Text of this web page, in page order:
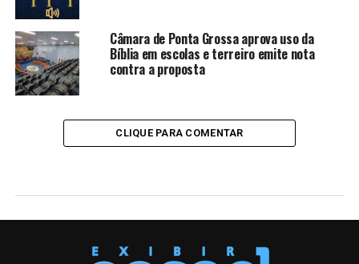
Câmara de Ponta Grossa aprova uso da
Bíblia em escolas e terreiro emite nota
contra a proposta
CLIQUE PARA COMENTAR